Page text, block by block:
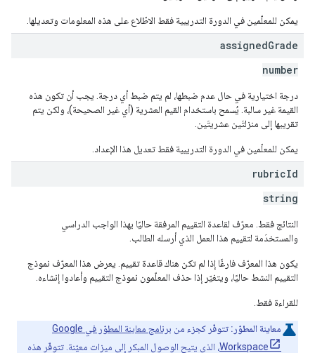
يمكن للمعلّمين في الدورة التدريبية فقط الاطّلاع على هذه المعلومات وتعديلها.
assignedGrade
number
درجة اختيارية في حال عدم ضبطها، لم يتم ضبط أي درجة. يجب أن تكون هذه
القيمة غير سالبة. يُسمح باستخدام القيم العشرية (أي غير الصحيحة)، ولكن يتم
تقريبها إلى منزلتَين عشريتَين.
يمكن للمعلّمين في الدورة التدريبية فقط تعديل هذا الإعداد.
rubricId
string
النتائج فقط. معرّف لقاعدة التقييم المرفقة حاليًا بهذا الواجب الدراسي
والمستخدَمة لتقييم هذا العمل الذي أرسله الطالب.
يكون هذا المعرّف فارغًا إذا لم تكن هناك قاعدة تقييم. يعرض هذا المعرّف نموذج
التقييم النشط حاليًا، ويتغيّر إذا حذف المعلّمون نموذج التقييم وأعادوا إنشاءه.
للقراءة فقط.
معاينة المطوّر: تتوفّر كجزء من
برنامج معاينة المطوّر في Google
Workspace، الذي يتيح الوصول المبكر إلى ميزات معيّنة. تتوفّر هذه